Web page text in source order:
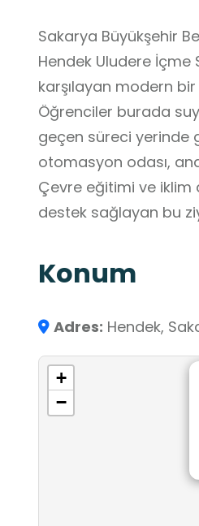
Sakarya Büyükşehir
Hendek Uludere İçme
karşılayan modern
Öğrenciler burada
geçen süreci yerinde
otomasyon odası,
Çevre eğitimi ve iklim
destek sağlayan bu
Konum
Adres: Hendek,
+
−